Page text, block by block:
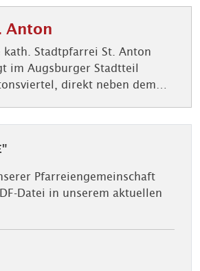
bereits jetzt daruf
Anton
kath. Stadtpfarrei St. Anton
im Augsburger Stadtteil
direkt neben dem
Pfarreiengemeinschaft
Datei in unserem aktuellen